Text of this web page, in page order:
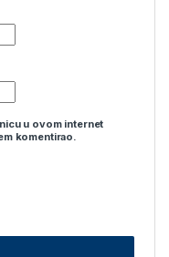
u ovom internet
komentirao.